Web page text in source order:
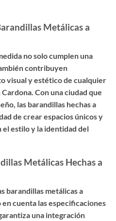
Metálicas a
no solo cumplen una
contribuyen
visual y estético de cualquier
Con una ciudad que
las barandillas hechas a
de crear espacios únicos y
estilo y la identidad del
Metálicas Hechas a
barandillas metálicas a
cuenta las especificaciones
una integración